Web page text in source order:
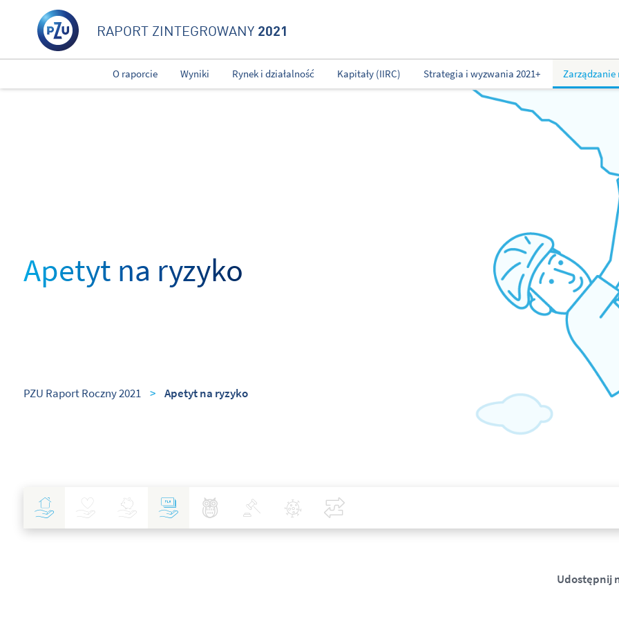
RAPORT ZINTEGROWANY 2021
O raporcie Wyniki Rynek i działalność Kapitały (IIRC) Strategia i wyzwania 2021+ Zarządzanie
Apetyt na ryzyko
PZU Raport Roczny 2021 > Apetyt na ryzyko
Udostępnij
Zdrowie Inwestycje Bankowość Najlepsze Praktyki
Polityka Covid-19